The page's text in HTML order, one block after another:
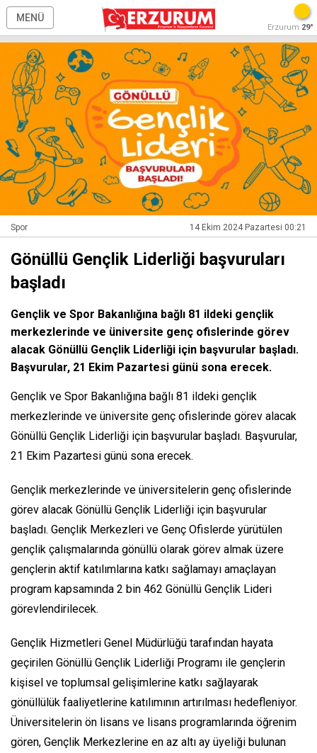
MENÜ
Erzurum 29°
Spor 14 Ekim 2024 Pazartesi 00:21
Gönüllü Gençlik Liderliği başvuruları
başladı
Gençlik ve Spor Bakanlığına bağlı 81 ildeki gençlik
merkezlerinde ve üniversite genç ofislerinde görev
alacak Gönüllü Gençlik Liderliği için başvurular başladı.
Başvurular, 21 Ekim Pazartesi günü sona erecek.
Gençlik ve Spor Bakanlığına bağlı 81 ildeki gençlik
merkezlerinde ve üniversite genç ofislerinde görev alacak
Gönüllü Gençlik Liderliği için başvurular başladı. Başvurular,
21 Ekim Pazartesi günü sona erecek.
Gençlik merkezlerinde ve üniversitelerin genç ofislerinde
görev alacak Gönüllü Gençlik Liderliği için başvurular
başladı. Gençlik Merkezleri ve Genç Ofislerde yürütülen
gençlik çalışmalarında gönüllü olarak görev almak üzere
gençlerin aktif katılımlarına katkı sağlamayı amaçlayan
program kapsamında 2 bin 462 Gönüllü Gençlik Lideri
görevlendirilecek.
Gençlik Hizmetleri Genel Müdürlüğü tarafından hayata
geçirilen Gönüllü Gençlik Liderliği Programı ile gençlerin
kişisel ve toplumsal gelişimlerine katkı sağlayarak
gönüllülük faaliyetlerine katılımının artırılması hedefleniyor.
Üniversitelerin ön lisans ve lisans programlarında öğrenim
gören, Gençlik Merkezlerine en az altı ay üyeliği bulunan